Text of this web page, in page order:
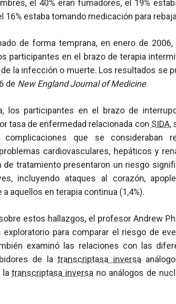
el 40% eran fumadores, el 19%
16% estaba tomando medicación para
de forma temprana, en enero de
participantes en el brazo de terapia
la infección o muerte. Los resultados se
de New England Journal of Medicine.
los participantes en el brazo de
tasa de enfermedad relacionada con SIDA,
que se consideraban
cardiovasculares, hepáticos y
de tratamiento presentaron un riesgo
incluyendo ataques al corazón,
aquellos en terapia continua (1,4%).
estos hallazgos, el profesor Andrew
exploratorio para comparar el riesgo de
examinó las relaciones con las
de la transcriptasa inversa
latranscriptasa inversa no análogos de